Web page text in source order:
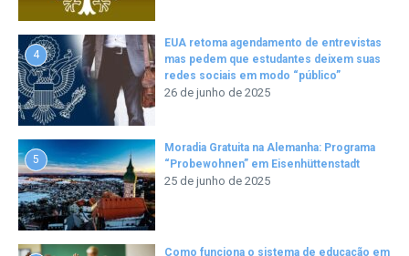
4
EUA retoma agendamento de entrevistas
mas pedem que estudantes deixem suas
redes sociais em modo “público”
26 de junho de 2025
5
Moradia Gratuita na Alemanha: Programa
“Probewohnen” em Eisenhüttenstadt
25 de junho de 2025
Como funciona o sistema de educação em